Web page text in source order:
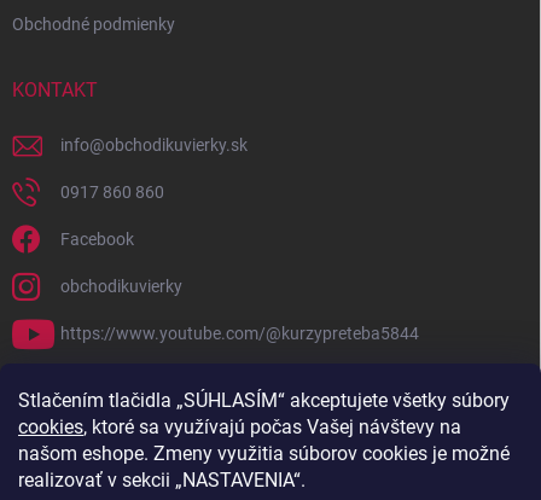
Stlačením tlačidla „SÚHLASÍM“ akceptujete všetky súbory
cookies, ktoré sa využívajú počas Vašej návštevy na
našom eshope. Zmeny využitia súborov cookies je možné
realizovať v sekcii „NASTAVENIA“.
Obchodné podmienky
KONTAKT
info@obchodikuvierky.sk
0917 860 860
Facebook
obchodikuvierky
https://www.youtube.com/@kurzypreteba5844
PRIJÍMAME ONLINE PLATBY